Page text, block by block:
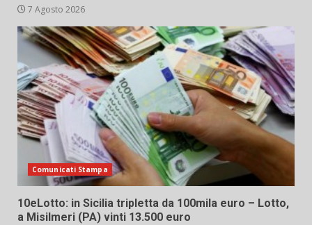
7 Agosto 2026
Comunicati Stampa
10eLotto: in Sicilia tripletta da 100mila euro – Lotto,
a Misilmeri (PA) vinti 13.500 euro